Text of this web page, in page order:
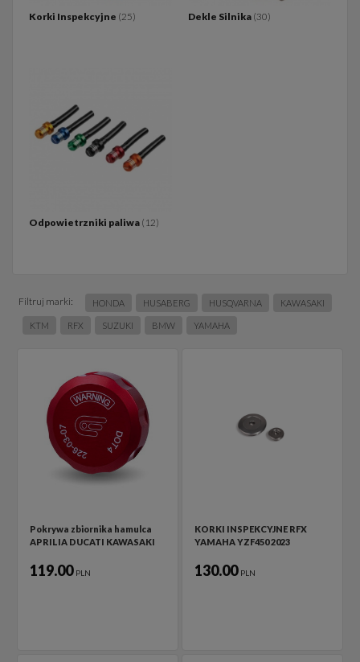
Korki Inspekcyjne (25) Dekle Silnika (30)
Odpowietrzniki paliwa (12)
Filtruj marki: HONDA HUSABERG HUSQVARNA KAWASAKI
KTM RFX SUZUKI BMW YAMAHA
Pokrywa zbiornika hamulca
APRILIA DUCATI KAWASAKI
119.00 PLN
KORKI INSPEKCYJNE RFX
YAMAHA YZF450 2023
130.00 PLN